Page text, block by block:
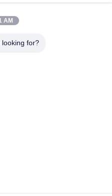
AM
looking for?